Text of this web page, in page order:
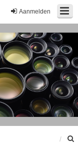
Aanmelden